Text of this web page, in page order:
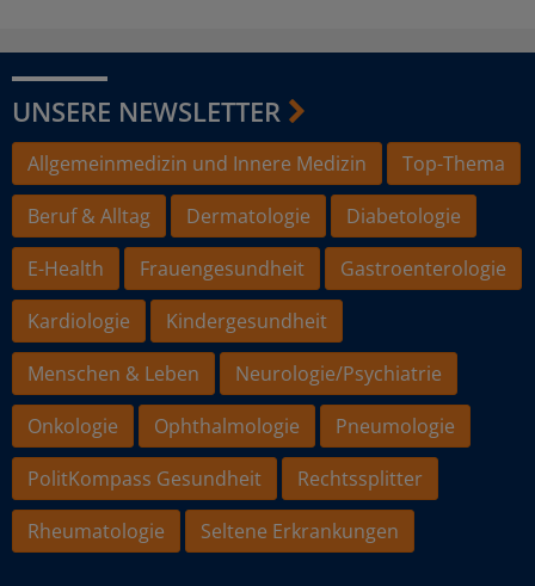
UNSERE NEWSLETTER
Allgemeinmedizin und Innere Medizin
Top-Thema
Beruf & Alltag
Dermatologie
Diabetologie
E-Health
Frauengesundheit
Gastroenterologie
Kardiologie
Kindergesundheit
Menschen & Leben
Neurologie/Psychiatrie
Onkologie
Ophthalmologie
Pneumologie
PolitKompass Gesundheit
Rechtssplitter
Rheumatologie
Seltene Erkrankungen